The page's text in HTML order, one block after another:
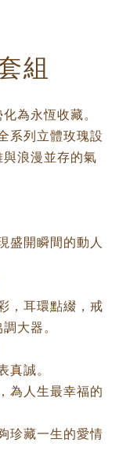
組
為永恆收藏。
系列立體玫瑰設
浪漫並存的氣
盛開瞬間的動人
，耳環點綴，戒
大器。
誠。
為人生最幸福的
珍藏一生的愛情